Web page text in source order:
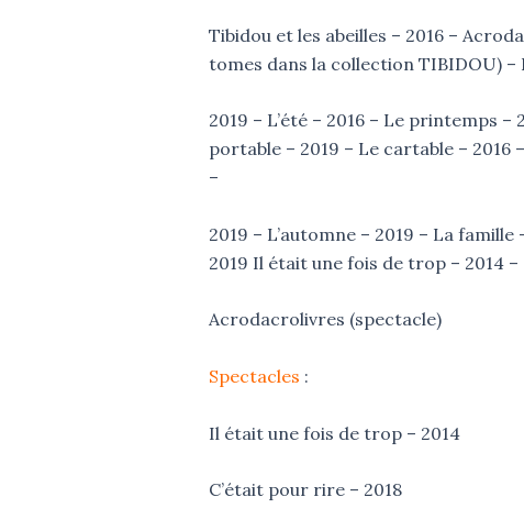
Tibidou et les abeilles – 2016 –
tomes dans la collection TIBIDOU) –
2019 – L’été – 2016 – Le printemps –
portable – 2019 – Le cartable – 2016
–
2019 – L’automne – 2019 – La famille
2019 Il était une fois de trop – 2014 –
Acrodacrolivres (spectacle)
Spectacles :
Il était une fois de trop – 2014
C’était pour rire – 2018